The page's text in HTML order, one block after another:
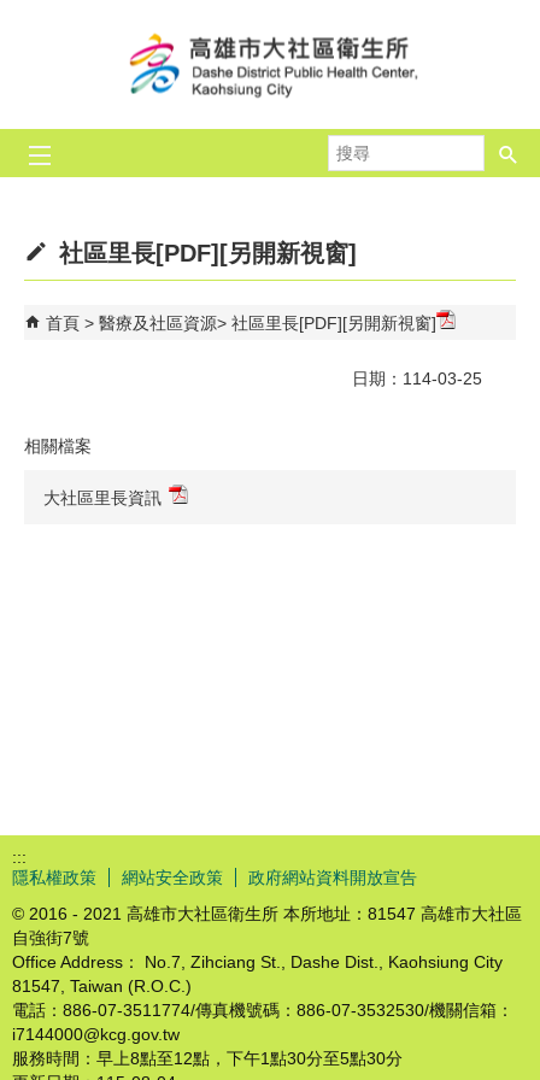
尋
社區里長[PDF][另開新視窗]
首頁 醫療及社區資源 社區里長[PDF][另開新視窗]
日期：114-03-25
相關檔案
大社區里長資訊
:::
隱私權政策
網站安全政策
政府網站資料開放宣告
© 2016 - 2021 高雄市大社區衛生所 本所地址：81547 高雄市大社區
自強街7號
Office Address： No.7, Zihciang St., Dashe Dist., Kaohsiung City
81547, Taiwan (R.O.C.)
電話：886-07-3511774/傳真機號碼：886-07-3532530/機關信箱：
i7144000@kcg.gov.tw
服務時間：早上8點至12點，下午1點30分至5點30分